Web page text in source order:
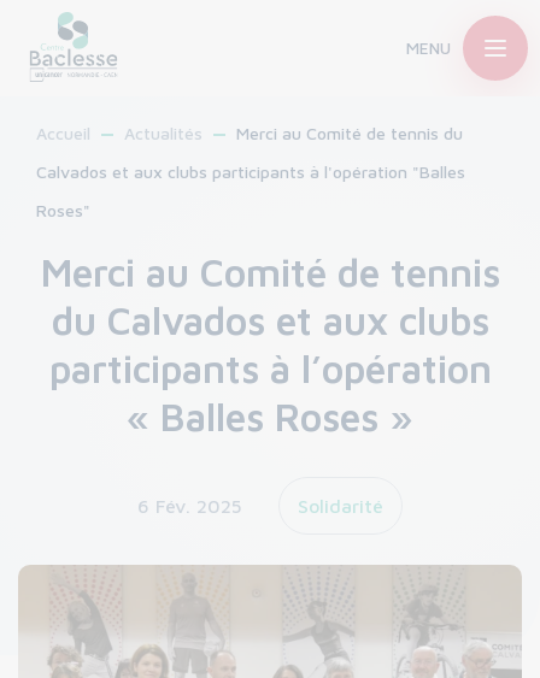
MENU
Accueil Actualités
Merci au Comité de tennis du
Calvados et aux clubs participants à l'opération "Balles
Roses"
Merci au Comité de tennis
du Calvados et aux clubs
participants à l’opération
« Balles Roses »
6 Fév. 2025 Solidarité